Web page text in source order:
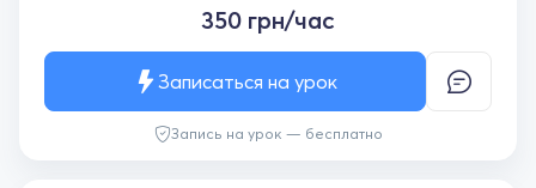
350 грн/час
Запись на урок — бесплатно
Записаться на урок